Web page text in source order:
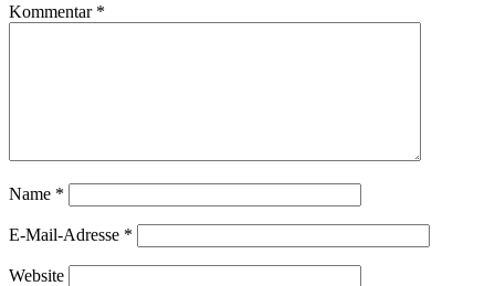
Kommentar *
Name *
E-Mail-Adresse *
Website